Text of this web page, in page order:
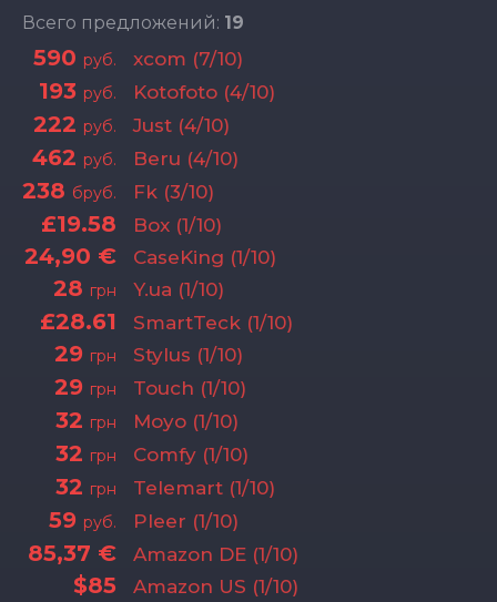
Всего предложений: 19
590 руб. xcom (7/10)
193 руб. Kotofoto (4/10)
222 руб. Just (4/10)
462 руб. Beru (4/10)
238 бруб. Fk (3/10)
£19.58 Box (1/10)
24,90 € CaseKing (1/10)
28 грн Y.ua (1/10)
£28.61 SmartTeck (1/10)
29 грн Stylus (1/10)
29 грн Touch (1/10)
32 грн Moyo (1/10)
32 грн Comfy (1/10)
32 грн Telemart (1/10)
59 руб. Pleer (1/10)
85,37 € Amazon DE (1/10)
$85 Amazon US (1/10)